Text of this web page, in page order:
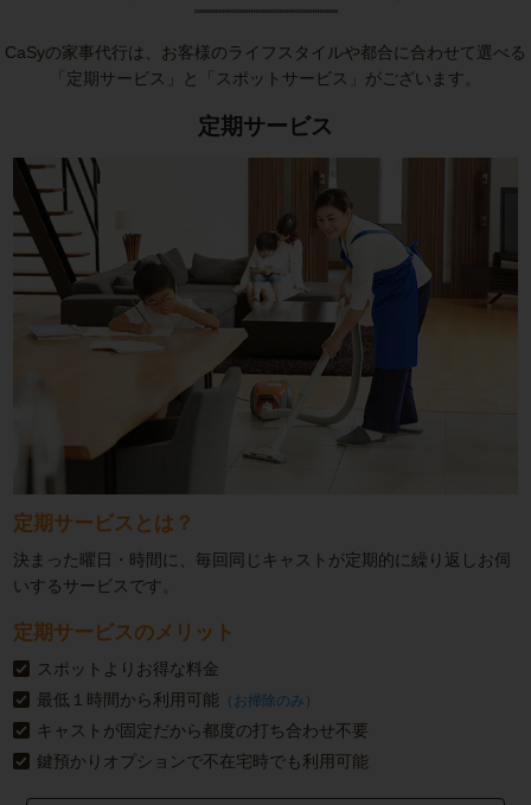
CaSyの家事代行は、お客様のライフスタイルや都合に合わせて選べる
「定期サービス」と「スポットサービス」がございます。
定期サービス
定期サービスとは？
決まった曜日・時間に、毎回同じキャストが定期的に繰り返しお伺
いするサービスです。
定期サービスのメリット
スポットよりお得な料金
最低１時間から利用可能 （お掃除のみ）
キャストが固定だから都度の打ち合わせ不要
鍵預かりオプションで不在宅時でも利用可能